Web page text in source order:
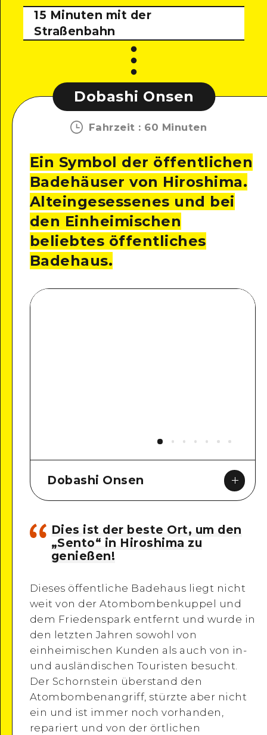
15 Minuten mit der
Straßenbahn
Dobashi Onsen
Fahrzeit : 60 Minuten
Ein Symbol der öffentlichen
Badehäuser von Hiroshima.
Alteingesessenes und bei
den Einheimischen
beliebtes öffentliches
Badehaus.
Dobashi Onsen
Dies ist der beste Ort, um den
„Sento“ in Hiroshima zu
genießen!
Dieses öffentliche Badehaus liegt nicht
weit von der Atombombenkuppel und
dem Friedenspark entfernt und wurde in
den letzten Jahren sowohl von
einheimischen Kunden als auch von in-
und ausländischen Touristen besucht.
Der Schornstein überstand den
Atombombenangriff, stürzte aber nicht
ein und ist immer noch vorhanden,
repariert und von der örtlichen